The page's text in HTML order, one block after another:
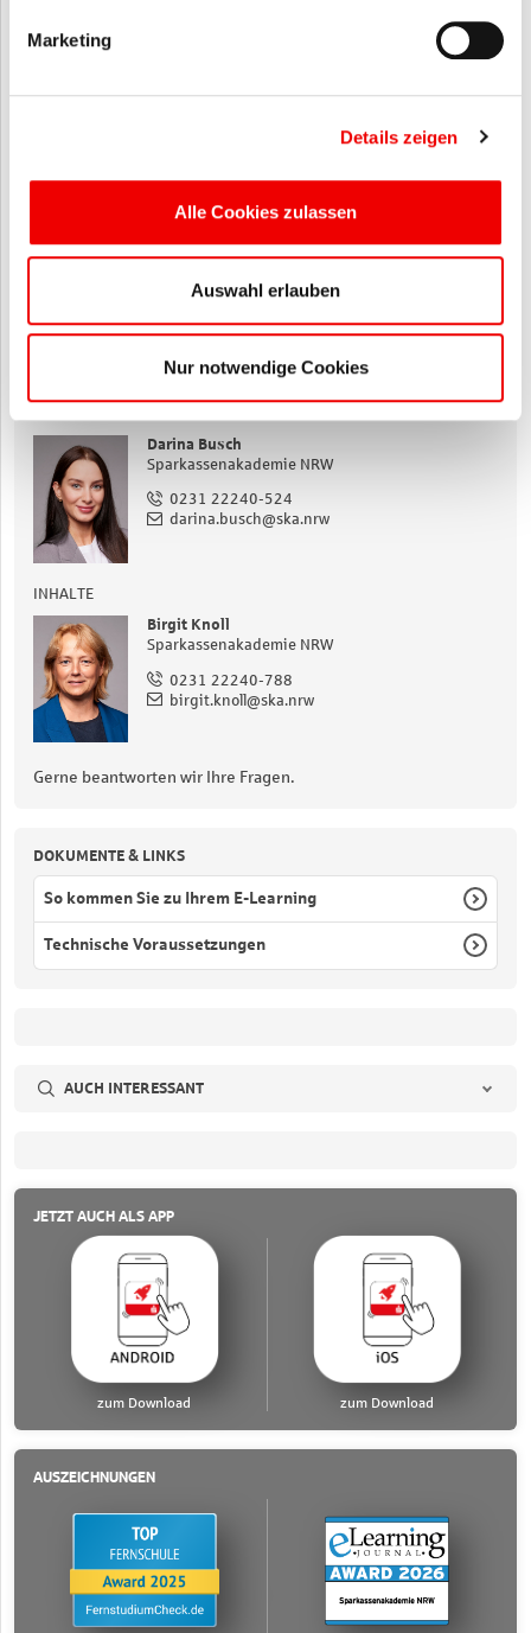
Marketing
Details zeigen
Alle Cookies zulassen
Auswahl erlauben
Nur notwendige Cookies
Ab 100 Lernenden bieten wir Sparkassen dieses E-Learning zu
DOKUMENTE & LINKS
So kommen Sie zu Ihrem E-Learning
Technische Voraussetzungen
Darina Busch
Sparkassenakademie NRW
0231 22240-524
darina.busch@ska.nrw
INHALTE
Birgit Knoll
Sparkassenakademie NRW
0231 22240-788
birgit.knoll@ska.nrw
Gerne beantworten wir Ihre Fragen.
DOKUMENTE & LINKS
So kommen Sie zu Ihrem E-Learning
Technische Voraussetzungen
AUCH INTERESSANT
JETZT AUCH ALS APP
zum Download zum Download
AUSZEICHNUNGEN